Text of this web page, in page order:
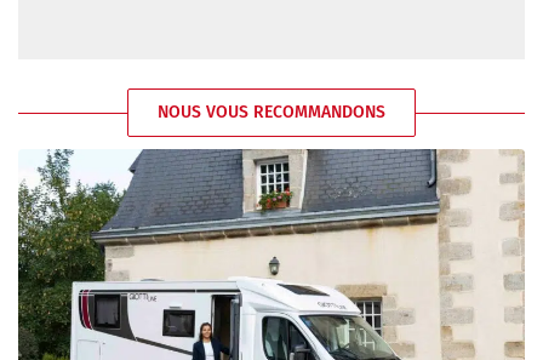
NOUS VOUS RECOMMANDONS